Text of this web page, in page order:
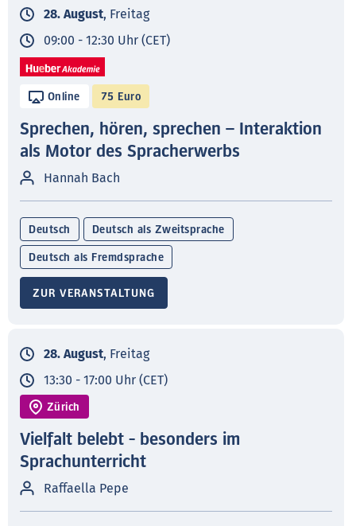
28. August, Freitag
09:00 - 12:30 Uhr (CET)
Online 75 Euro
Sprechen, hören, sprechen – Interaktion
als Motor des Spracherwerbs
Hannah Bach
Deutsch Deutsch als Zweitsprache
Deutsch als Fremdsprache
ZUR VERANSTALTUNG
28. August, Freitag
13:30 - 17:00 Uhr (CET)
Zürich
Vielfalt belebt - besonders im
Sprachunterricht
Raffaella Pepe